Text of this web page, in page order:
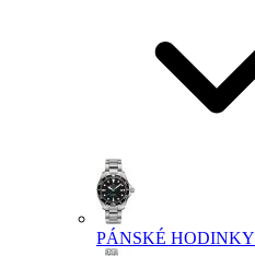
PÁNSKÉ HODINKY